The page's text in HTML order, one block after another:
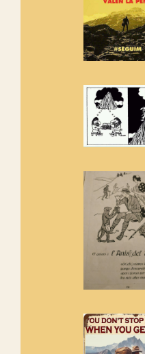
Rebem un
Amics de
Els
de l'entorn